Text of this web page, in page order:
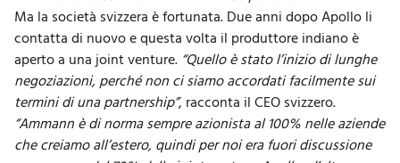
Ma la società svizzera è fortunata. Due anni dopo Apollo li
contatta di nuovo e questa volta il produttore indiano è
aperto a unajoint venture. “Quello è stato l’inizio di lunghe
negoziazioni, perché non ci siamo accordati facilmente sui
termini di una partnership”, racconta il CEO svizzero.
“Ammann è di norma sempre azionista al 100% nelle aziende
che creiamo all’estero, quindi per noi era fuori discussione